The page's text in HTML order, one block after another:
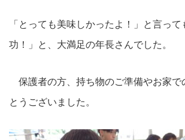
「とっても美味しかったよ！」と言っ
功！」と、大満足の年長さんでした。
保護者の方、持ち物のご準備やお家で
とうございました。